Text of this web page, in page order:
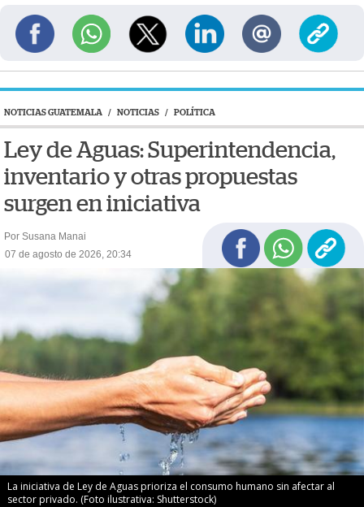
NOTICIAS GUATEMALA / NOTICIAS / POLÍTICA
Ley de Aguas: Superintendencia,
inventario y otras propuestas
surgen en iniciativa
Por Susana Manai
07 de agosto de 2026, 20:34
La iniciativa de Ley de Aguas prioriza el consumo humano sin afectar al
sector privado. (Foto ilustrativa: Shutterstock)